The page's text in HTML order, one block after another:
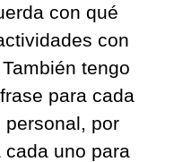
con qué
con
tengo
para cada
personal, por
cada uno para